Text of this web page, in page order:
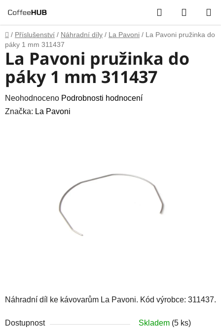
na
obsah
Hledat
KOŠÍK
Domů
/ Příslušenství / Náhradní díly / La Pavoni / La Pavoni pružinka do
páky 1 mm 311437
Náhradní díl ke kávovarům La Pavoni. Kód výrobce: 311437.
Dostupnost Skladem (5 ks)
La Pavoni pružinka do
páky 1 mm 311437
Průměrné
hodnocení
Neohodnoceno Podrobnosti hodnocení
Značka: La Pavoni